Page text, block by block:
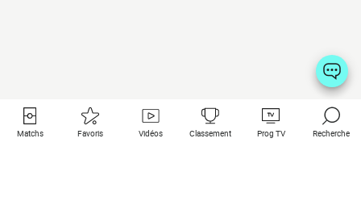
Matchs Favoris Vidéos Classement Prog TV Recherche